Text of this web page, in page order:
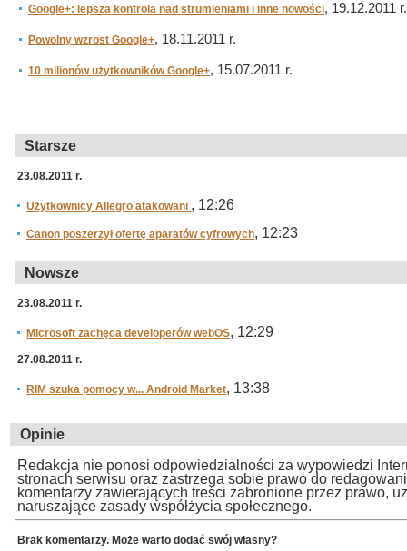
Google+: lepsza kontrola nad strumieniami i inne nowości, 19.12.2011 r.
Powolny wzrost Google+, 18.11.2011 r.
10 milionów użytkowników Google+, 15.07.2011 r.
Starsze
23.08.2011 r.
Użytkownicy Allegro atakowani , 12:26
Canon poszerzył ofertę aparatów cyfrowych, 12:23
Nowsze
23.08.2011 r.
Microsoft zachęca developerów webOS, 12:29
27.08.2011 r.
RIM szuka pomocy w... Android Market, 13:38
Opinie
Redakcja nie ponosi odpowiedzialności za wypowiedzi
stronach serwisu oraz zastrzega sobie prawo do
komentarzy zawierających treści zabronione przez prawo,
naruszające zasady współżycia społecznego.
Brak komentarzy. Może warto dodać swój własny?